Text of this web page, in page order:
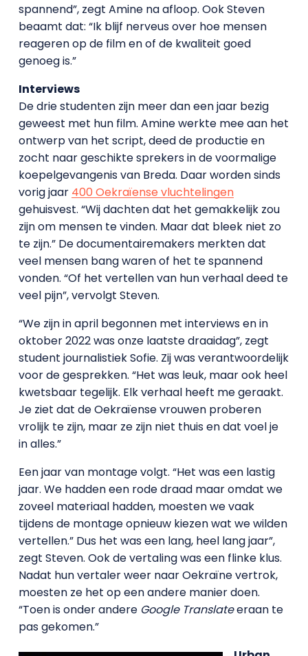
spannend”, zegt Amine na afloop. Ook Steven
beaamt dat: “Ik blijf nerveus over hoe mensen
reageren op de film en of de kwaliteit goed
genoeg is.”
Interviews
De drie studenten zijn meer dan een jaar bezig
geweest met hun film. Amine werkte mee aan het
ontwerp van het script, deed de productie en
zocht naar geschikte sprekers in de voormalige
koepelgevangenis van Breda. Daar worden sinds
vorig jaar 400 Oekraïense vluchtelingen
gehuisvest. “Wij dachten dat het gemakkelijk zou
zijn om mensen te vinden. Maar dat bleek niet zo
te zijn.” De documentairemakers merkten dat
veel mensen bang waren of het te spannend
vonden. “Of het vertellen van hun verhaal deed te
veel pijn”, vervolgt Steven.
“We zijn in april begonnen met interviews en in
oktober 2022 was onze laatste draaidag”, zegt
student journalistiek Sofie. Zij was verantwoordelijk
voor de gesprekken. “Het was leuk, maar ook heel
kwetsbaar tegelijk. Elk verhaal heeft me geraakt.
Je ziet dat de Oekraïense vrouwen proberen
vrolijk te zijn, maar ze zijn niet thuis en dat voel je
in alles.”
Een jaar van montage volgt. “Het was een lastig
jaar. We hadden een rode draad maar omdat we
zoveel materiaal hadden, moesten we vaak
tijdens de montage opnieuw kiezen wat we wilden
vertellen.” Dus het was een lang, heel lang jaar”,
zegt Steven. Ook de vertaling was een flinke klus.
Nadat hun vertaler weer naar Oekraïne vertrok,
moesten ze het op een andere manier doen.
“Toen is onder andere Google Translateeraan te
pas gekomen.”